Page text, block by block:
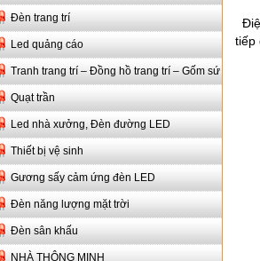
Đèn trang trí
Led quảng cáo
Tranh trang trí – Đồng hồ trang trí – Gốm sứ
Quạt trần
Led nhà xưởng, Đèn đường LED
Thiết bị vệ sinh
Gương sấy cảm ứng đèn LED
Đèn năng lượng mặt trời
Đèn sân khấu
NHÀ THÔNG MINH
tiếp